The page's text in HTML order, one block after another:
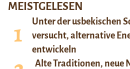
MEISTGELESEN
Unter der usbekischen
versucht, alternative
entwickeln
Alte Traditionen, neue